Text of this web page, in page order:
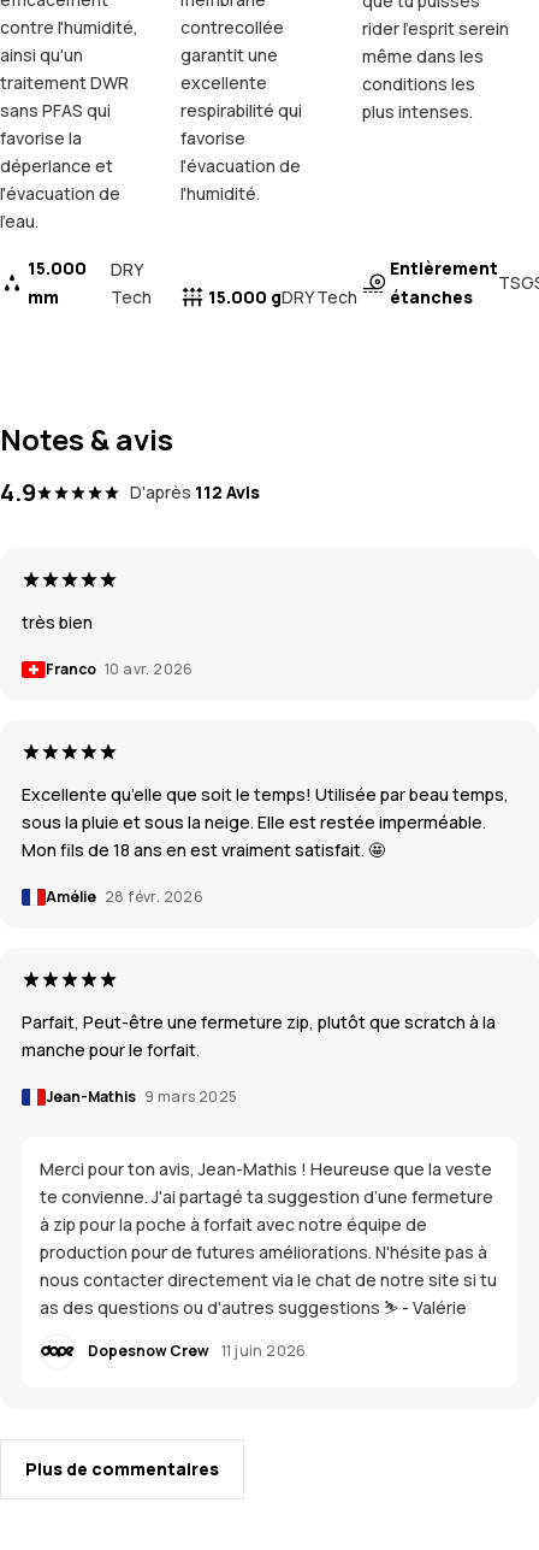
contre l'humidité,
ainsi qu'un
traitement DWR
sans PFAS qui
favorise la
déperlance et
l'évacuation de
l'eau.
15.000
mm
DRY
Tech
contrecollée
garantit une
excellente
respirabilité qui
favorise
l'évacuation de
l'humidité.
15.000 gDRY Tech
rider l'esprit serein
même dans les
conditions les
plus intenses.
Entièrement
étanches
Notes & avis
4.9 D'après 112 Avis
très bien
Franco 10 avr. 2026
Excellente qu’elle que soit le temps! Utilisée par beau temps,
sous la pluie et sous la neige. Elle est restée imperméable.
Mon fils de 18 ans en est vraiment satisfait. 🤩
Amélie 28 févr. 2026
Parfait, Peut-être une fermeture zip, plutôt que scratch à la
manche pour le forfait.
Jean-Mathis 9 mars 2025
Merci pour ton avis, Jean-Mathis ! Heureuse que la veste
te convienne. J'ai partagé ta suggestion d’une fermeture
à zip pour la poche à forfait avec notre équipe de
production pour de futures améliorations. N'hésite pas à
nous contacter directement via le chat de notre site si tu
as des questions ou d'autres suggestions ⛷️ - Valérie
Dopesnow Crew 11 juin 2026
Plus de commentaires